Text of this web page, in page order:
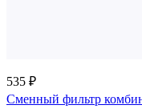
535 ₽
Сменный фильтр